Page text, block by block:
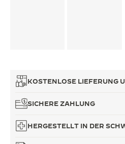
KOSTENLOSE LIEFERUNG
SICHERE ZAHLUNG
HERGESTELLT IN DER